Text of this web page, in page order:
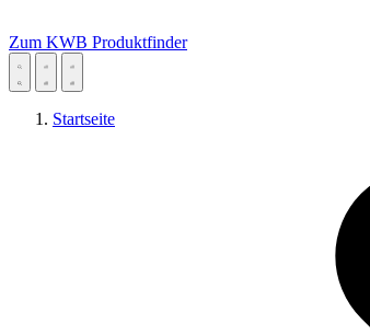
Zum KWB Produktfinder
Startseite